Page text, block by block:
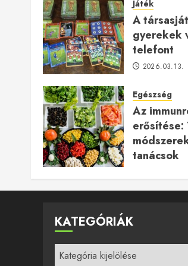
Játék
A
gyerekek
telefont
2026.03.13.
Egészség
Az
erősítése:
tanácsok
KATEGÓRIÁK
Kategóriák